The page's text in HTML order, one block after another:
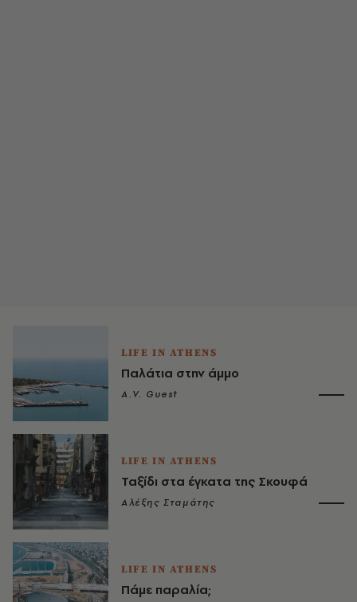
LIFE IN ATHENS
​Παλάτια στην άμμο
A.V. Guest
LIFE IN ATHENS
Ταξίδι στα έγκατα της Σκουφά
Αλέξης Σταμάτης
LIFE IN ATHENS
Πάμε παραλία;